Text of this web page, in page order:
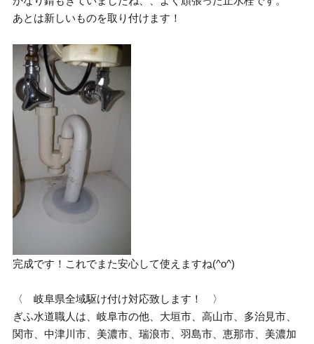
あとは新しいものを取り付けます！
完成です！これでまた安心して使えますね(^o^)
〈 岐阜県全域駆け付け対応致します！ 〉
ぎふ水道職人は、岐阜市の他、大垣市、高山市、多治見市、
関市、中津川市、美濃市、瑞浪市、羽島市、恵那市、美濃加